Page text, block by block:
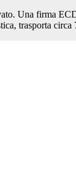
Una firma
trasporta